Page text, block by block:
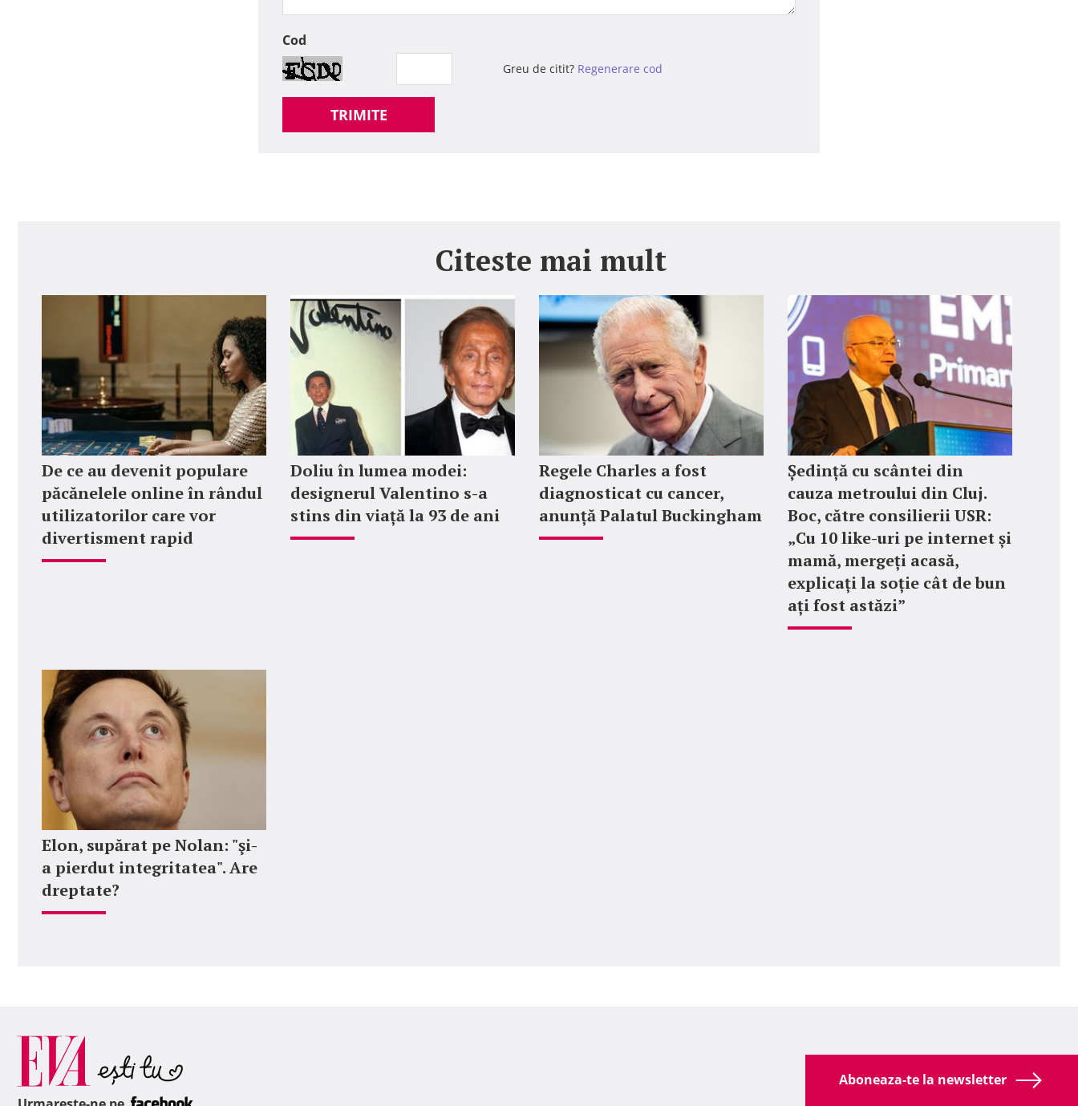
Cod
Greu de citit? Regenerare cod
TRIMITE
Citeste mai mult
De ce au devenit populare
păcănelele online în rândul
utilizatorilor care vor
divertisment rapid
Doliu în lumea modei:
designerul Valentino s-a
stins din viață la 93 de ani
Regele Charles a fost
diagnosticat cu cancer,
anunță Palatul Buckingham
Ședință cu scântei din
cauza metroului din Cluj.
Boc, către consilierii USR:
„Cu 10 like-uri pe internet și
mamă, mergeți acasă,
explicați la soție cât de bun
ați fost astăzi”
Elon, supărat pe Nolan: "şi-
a pierdut integritatea". Are
dreptate?
Aboneaza-te la newsletter